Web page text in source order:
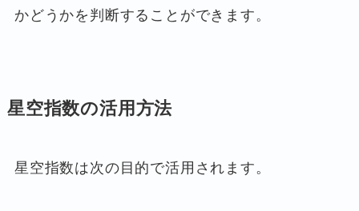
かどうかを判断することができます。
星空指数の活用方法
星空指数は次の目的で活用されます。